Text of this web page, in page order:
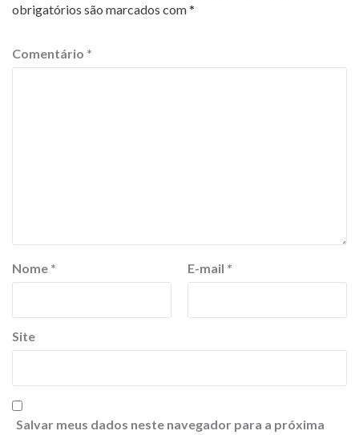
obrigatórios são marcados com*
Comentário *
Nome * E-mail *
Site
Salvar meus dados neste navegador para a próxima